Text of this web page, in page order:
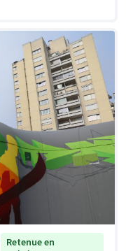
Retenue en